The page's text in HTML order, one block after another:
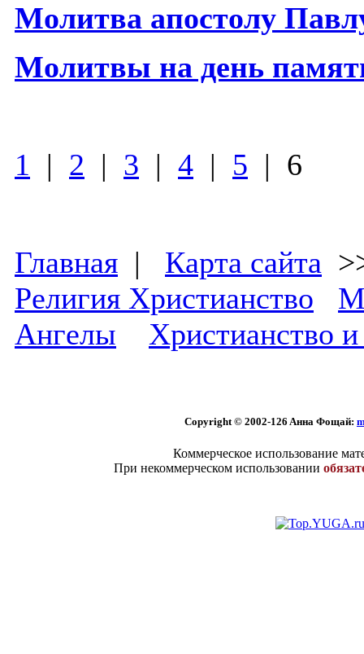
Молитва апостолу
Молитвы на день
1 | 2 | 3 | 4 | 5 | 6
Главная | Карта сайта
Религия Христианство
Ангелы
Христианство и
Copyright © 2002-126 Aннa Фoщaй:
Коммерческое использование
При некоммерческом использовании